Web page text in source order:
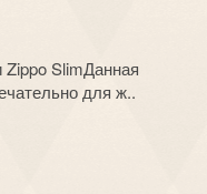
Zippo SlimДанная
для ж..